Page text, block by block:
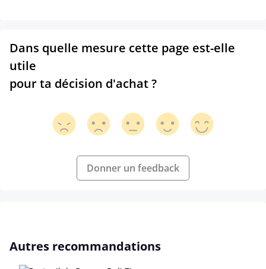
Dans quelle mesure cette page est-elle
utile
pour ta décision d'achat ?
Donner un feedback
Ignorer la galerie de produits
Autres recommandations